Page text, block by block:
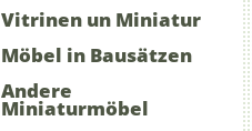
Vitrinen un Miniatur
Möbel in Bausätzen
Andere
Miniaturmöbel